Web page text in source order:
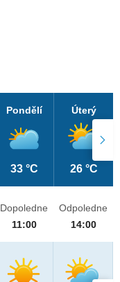
Pondělí
33 °C
Úterý
26 °C
Dopoledne
11:00
Odpoledne
14:00